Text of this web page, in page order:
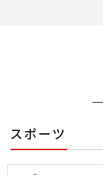
スポーツ